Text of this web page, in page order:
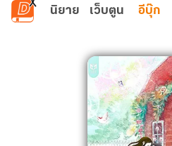
ข้ามไปยังเนื้อหาหลัก
นิยาย เว็บตูน อีบุ๊ก